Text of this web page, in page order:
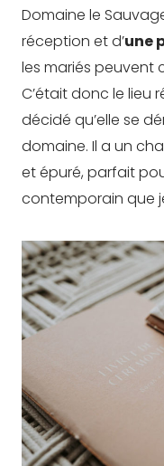
Domaine le
réception et d’une
les mariés peuvent
C’était donc le lieu
décidé qu’elle se
domaine. Il a un
et épuré, parfait
contemporain que